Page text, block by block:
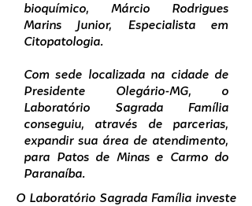
bioquímico, Márcio Rodrigues
Marins Junior, Especialista em
Citopatologia.
Com sede localizada na cidade de
Presidente Olegário-MG, o
Laboratório Sagrada Família
conseguiu, através de parcerias,
expandir sua área de atendimento,
para Patos de Minas e Carmo do
Paranaíba.
O Laboratório Sagrada Família investe